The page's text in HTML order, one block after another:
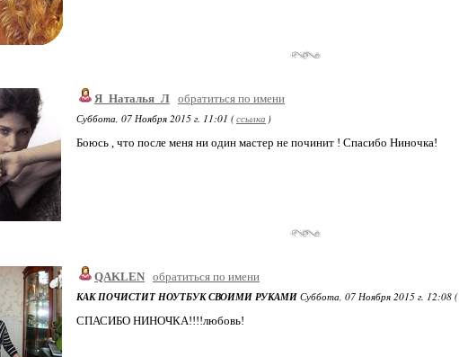
Я_Наталья_Л обратиться по имени
Суббота, 07 Ноября 2015 г. 11:01 (ссылка )
Боюсь , что после меня ни один мастер не починит ! Спасибо Ниночка!
QAKLEN обратиться по имени
КАК ПОЧИСТИТ НОУТБУК СВОИМИ РУКАМИ Суббота, 07 Ноября 2015 г. 12:08 (
СПАСИБО НИНОЧКА!!!!любовь!